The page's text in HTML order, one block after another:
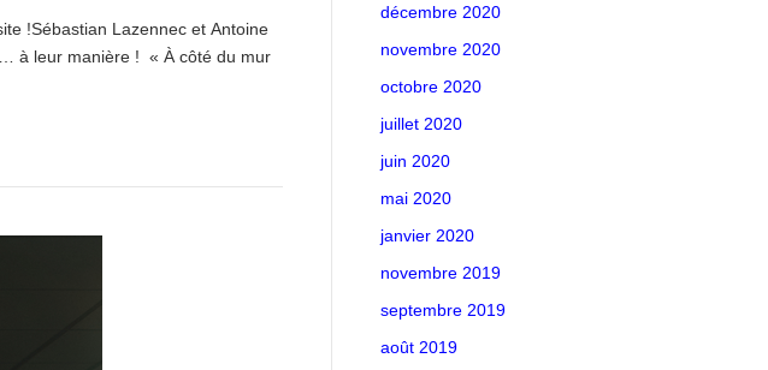
!Sébastian Lazennec et Antoine
à leur manière ! « À côté du mur
décembre 2020
novembre 2020
octobre 2020
juillet 2020
juin 2020
mai 2020
janvier 2020
novembre 2019
septembre 2019
août 2019